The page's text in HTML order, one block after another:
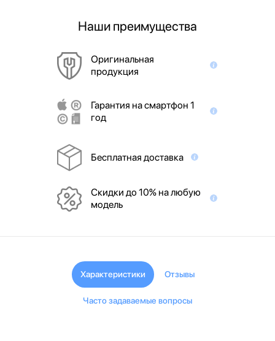
Наши преимущества
Оригинальная
продукция
Гарантия на смартфон 1
год
Бесплатная доставка
Скидки до 10% на любую
модель
Характеристики Отзывы
Часто задаваемые вопросы